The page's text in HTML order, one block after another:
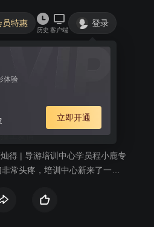
员特惠
历史 客户端
登录
体验
立即开通
上爱情
得 | 导游培训中心学员程小鹿专
常头疼，培训中心新来了一位
训结束后小鹿应聘进了旅行